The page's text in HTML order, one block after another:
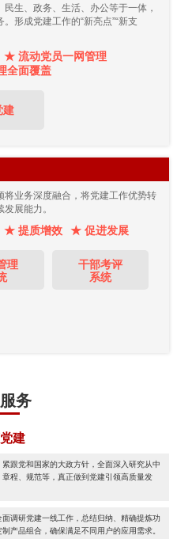
生、政务、生活、办公等于一体，
形成党建工作的“新亮点”“新支
★ 流动党员一网管理
全面覆盖
建
业务深度融合，将党建工作优势转
展能力。
★ 提质增效 ★ 促进发展
理
干部考评
系统
务
建
跟党和国家的大政方针，全面深入研究从中
程、规范等，真正做到党建引领高质量发
调研党建一线工作，总结归纳、精确提炼功
产品组合，确保满足不同用户的应用需求。